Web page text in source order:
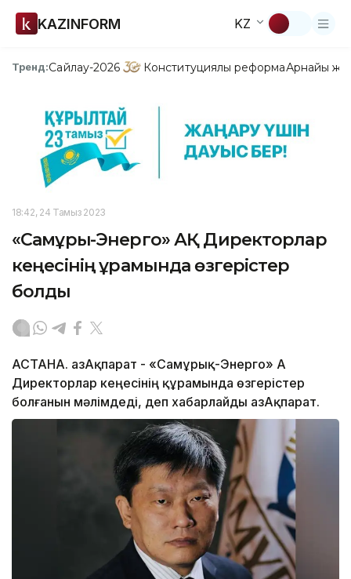
KAZINFORM KZ
Тренд:Сайлау-2026 Конституциялық реформаАрнайы
18:42, 24 Тамыз 2023
«Самұрық-Энерго» АҚ Директорлар
кеңесінің құрамында өзгерістер
болды
АСТАНА. ҚазАқпарат - «Самұрық-Энерго» АҚ
Директорлар кеңесінің құрамында өзгерістер
болғанын мәлімдеді, деп хабарлайды ҚазАқпарат.